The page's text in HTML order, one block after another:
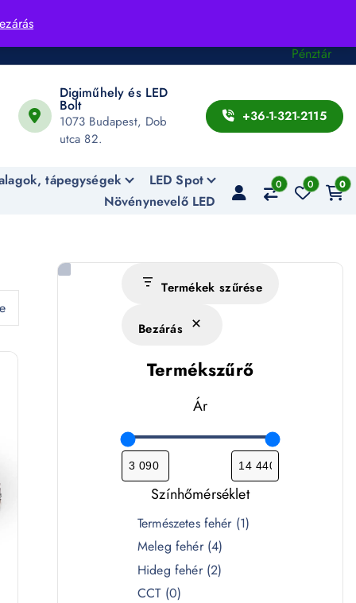
Pénztár
Digiműhely és LED
Bolt
1073 Budapest, Dob
utca 82.
+36-1-321-2115
tápegységek
LED Spot
Növénynevelő LED
0 0 0
Termékek szűrése
Bezárás
Termékszűrő
Ár
Színhőmérséklet
Természetes fehér (1)
Meleg fehér (4)
Hideg fehér (2)
CCT (0)